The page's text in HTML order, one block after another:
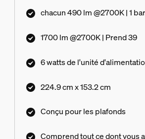
chacun 490 lm @2700K | 1
1700 lm @2700K | Prend 39
6 watts de l'unité
224.9 cm x 153.2 cm
Conçu pour les plafonds
Comprend tout ce dont vous